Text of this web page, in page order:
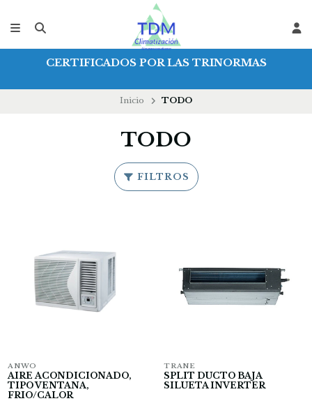
CERTIFICADOS POR LAS TRINORMAS
Inicio TODO
TODO
FILTROS
ANWO
AIRE ACONDICIONADO,
TIPO VENTANA,
FRIO/CALOR
TRANE
SPLIT DUCTO BAJA
SILUETA INVERTER